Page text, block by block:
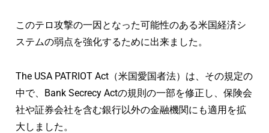
このテロ攻撃の一因となった可能性のある米国経済シ
ステムの弱点を強化するために出来ました。
The USA PATRIOT Act（米国愛国者法）は、その規定の
中で、Bank Secrecy Actの規則の一部を修正し、保険会
社や証券会社を含む銀行以外の金融機関にも適用を拡
大しました。